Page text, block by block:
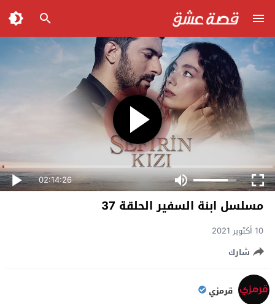
02:14:26
مسلسل ابنة السفير الحلقة 37
10 أكتوبر 2021
شارك
قرمزي